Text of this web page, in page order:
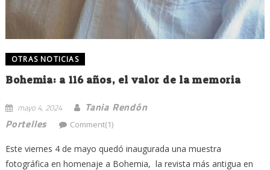
OTRAS NOTICIAS
Bohemia: a 116 años, el valor de la memoria
mayo 4, 2024
Tania Rendón
Portelles
Comment(1)
Este viernes 4 de mayo quedó inaugurada una muestra
fotográfica en homenaje a Bohemia, la revista más antigua en